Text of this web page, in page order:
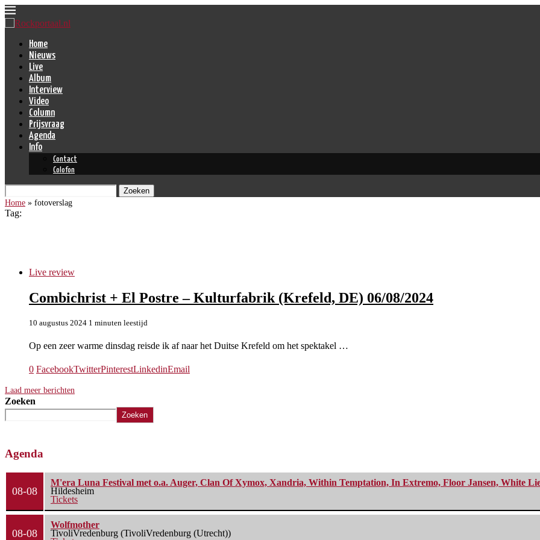
Home
Nieuws
Live
Album
Interview
Video
Column
Prijsvraag
Agenda
Info
Contact
Colofon
Zoeken
Home » fotoverslag
Tag:
Live review
Combichrist + El Postre – Kulturfabrik (Krefeld, DE) 06/08/2024
10 augustus 2024 1 minuten leestijd
Op een zeer warme dinsdag reisde ik af naar het Duitse Krefeld om het spektakel …
0 FacebookTwitterPinterestLinkedinEmail
Laad meer berichten
Zoeken
Zoeken
Agenda
08-08
M'era Luna Festival met o.a. Auger, Clan Of Xymox, Xandria, Within Temptation, In Extremo, Floor Jansen, White
Hildesheim
Tickets
08-08
Wolfmother
TivoliVredenburg (TivoliVredenburg (Utrecht))